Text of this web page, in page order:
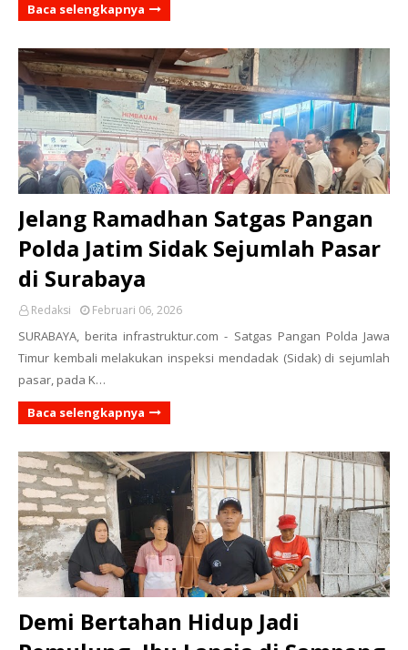
Baca selengkapnya
Jelang Ramadhan Satgas Pangan
Polda Jatim Sidak Sejumlah Pasar
di Surabaya
Redaksi Februari 06, 2026
SURABAYA, berita infrastruktur.com - Satgas Pangan Polda Jawa
Timur kembali melakukan inspeksi mendadak (Sidak) di sejumlah
pasar, pada K…
Baca selengkapnya
Demi Bertahan Hidup Jadi